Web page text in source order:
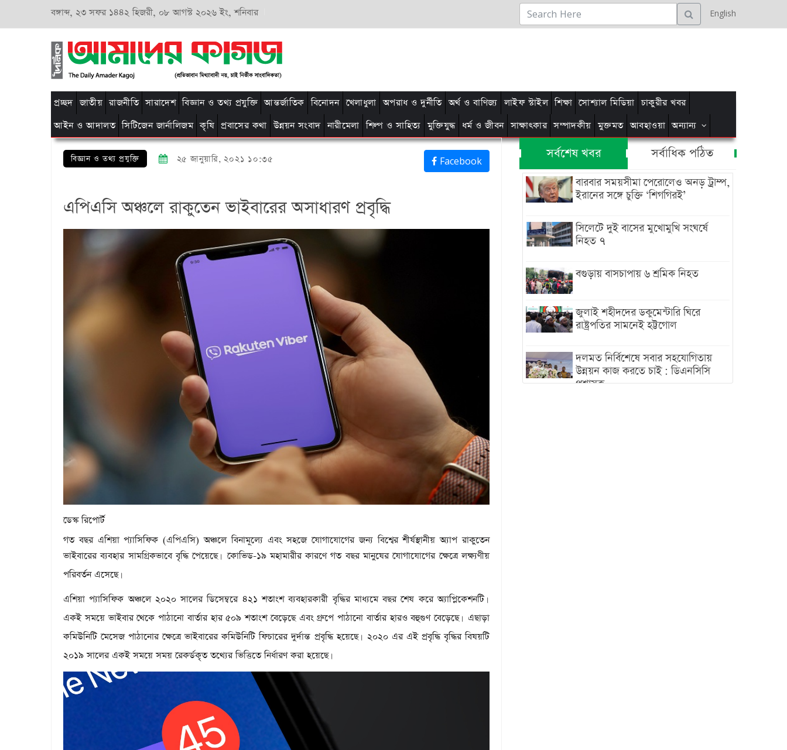
বঙ্গাব্দ, ২৩ সফর ১৪৪২ হিজরী, ০৮ আগস্ট ২০২৬ ইং, শনিবার English
প্রচ্ছদ জাতীয় রাজনীতি সারাদেশ বিজ্ঞান ও তথ্য প্রযুক্তি আন্তর্জাতিক বিনোদন খেলাধুলা অপরাধ ও দুর্নীতি অর্থ ও বাণিজ্য লাইফ স্টাইল শিক্ষা সোশ্যাল মিডিয়া চাকুরীর খবর
আইন ও আদালত সিটিজেন জার্নালিজম কৃষি প্রবাসের কথা উন্নয়ন সংবাদ নারীমেলা শিল্প ও সাহিত্য মুক্তিযুদ্ধ ধর্ম ও জীবন সাক্ষাৎকার সম্পাদকীয় মুক্তমত আবহাওয়া অন্যান্য
বিজ্ঞান ও তথ্য প্রযুক্তি ২৫ জানুয়ারি, ২০২১ ১০:৩৫ Facebook
এপিএসি অঞ্চলে রাকুতেন ভাইবারের অসাধারণ প্রবৃদ্ধি
ডেস্ক রিপোর্ট
গত বছর এশিয়া প্যাসিফিক (এপিএসি) অঞ্চলে বিনামূল্যে এবং সহজে যোগাযোগের জন্য বিশ্বের শীর্ষস্থানীয় অ্যাপ রাকুতেন
ভাইবারের ব্যবহার সামগ্রিকভাবে বৃদ্ধি পেয়েছে। কোভিড-১৯ মহামারীর কারণে গত বছর মানুষের যোগাযোগের ক্ষেত্রে লক্ষ্যণীয়
পরিবর্তন এসেছে।
এশিয়া প্যাসিফিক অঞ্চলে ২০২০ সালের ডিসেম্বরে ৪২১ শতাংশ ব্যবহারকারী বৃদ্ধির মাধ্যমে বছর শেষ করে অ্যাপ্লিকেশনটি ।
একই সময়ে ভাইবার থেকে পাঠানো বার্তার হার ৫০৯ শতাংশ বেড়েছে এবং গ্রুপে পাঠানো বার্তার হারও বহুগুণ বেড়েছে। এছাড়া
কমিউনিটি মেসেজ পাঠানোর ক্ষেত্রে ভাইবারের কমিউনিটি ফিচারের দুর্দান্ত প্রবৃদ্ধি হয়েছে। ২০২০ এর এই প্রবৃদ্ধি বৃদ্ধির বিষয়টি
২০১৯ সালের একই সময়ে সময় রেকর্ডকৃত তথ্যের ভিত্তিতে নির্ধারণ করা হয়েছে।
সর্বশেষ খবর সর্বাধিক পঠিত
বারবার সময়সীমা পেরোলেও অনড় ট্রাম্প,
ইরানের সঙ্গে চুক্তি ‘শিগগিরই’
সিলেটে দুই বাসের মুখোমুখি সংঘর্ষে
নিহত ৭
বগুড়ায় বাসচাপায় ৬ শ্রমিক নিহত
জুলাই শহীদদের ডকুমেন্টারি ঘিরে
রাষ্ট্রপতির সামনেই হট্টগোল
দলমত নির্বিশেষে সবার সহযোগিতায়
উন্নয়ন কাজ করতে চাই : ডিএনসিসি
প্রশাসক